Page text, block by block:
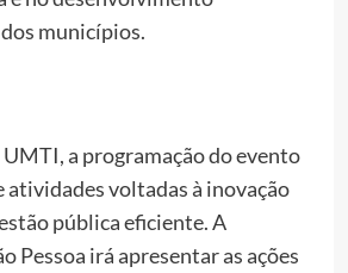
municípios.
UMTI, a programação do evento
atividades voltadas à inovação
pública eficiente. A
Pessoa irá apresentar as ações